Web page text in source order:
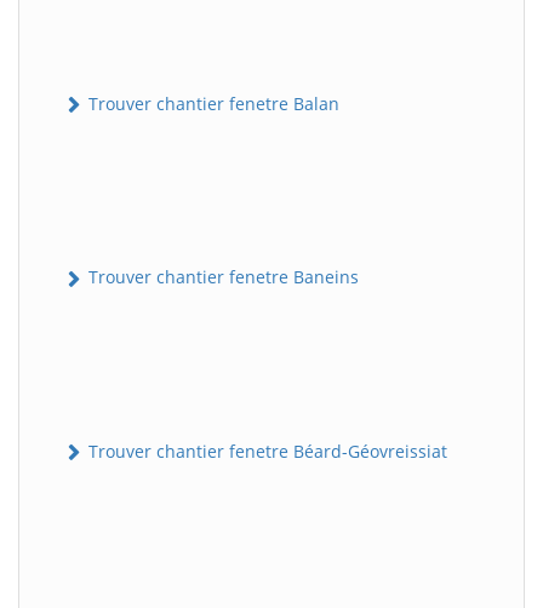
Trouver chantier fenetre Balan
Trouver chantier fenetre Baneins
Trouver chantier fenetre Béard-Géovreissiat